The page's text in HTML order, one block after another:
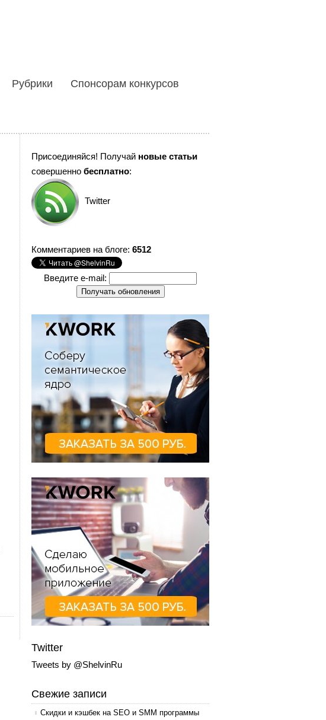
Рубрики Спонсорам конкурсов
Присоединяйся! Получай новые статьи
совершенно бесплатно:
Twitter
Комментариев на блоге: 6512
Введите e-mail:
Twitter
Tweets by @ShelvinRu
Свежие записи
Скидки и кэшбек на SEO и SMM программы